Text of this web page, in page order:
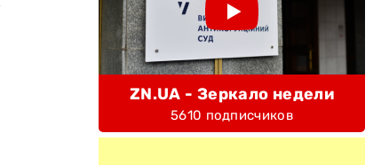
ZN.UA - Зеркало недели
5610 подписчиков